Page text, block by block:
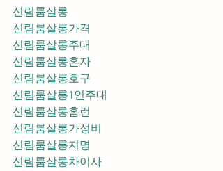
신림룸살롱
신림룸살롱가격
신림룸살롱주대
신림룸살롱혼자
신림룸살롱호구
신림룸살롱1인주대
신림룸살롱홈런
신림룸살롱가성비
신림룸살롱지명
신림룸살롱차이사